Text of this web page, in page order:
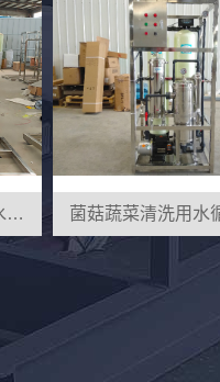
城镇景区饮水平台直饮水制水主机